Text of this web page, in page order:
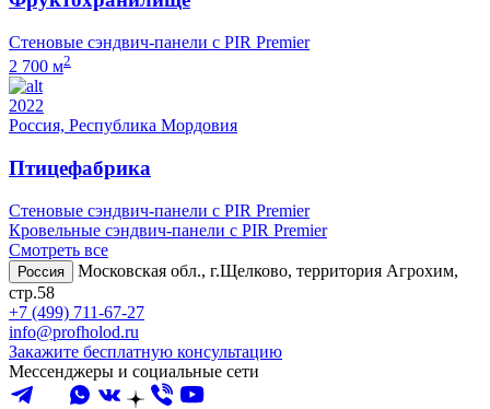
Стеновые сэндвич-панели с PIR Premier
2 700 м2
2022
Россия, Республика Мордовия
Птицефабрика
Стеновые сэндвич-панели с PIR Premier
Кровельные сэндвич-панели с PIR Premier
Смотреть все
Россия
Московская обл., г.Щелково, территория Агрохим,
стр.58
+7 (499) 711-67-27
info@profholod.ru
Закажите бесплатную консультацию
Мессенджеры и социальные сети